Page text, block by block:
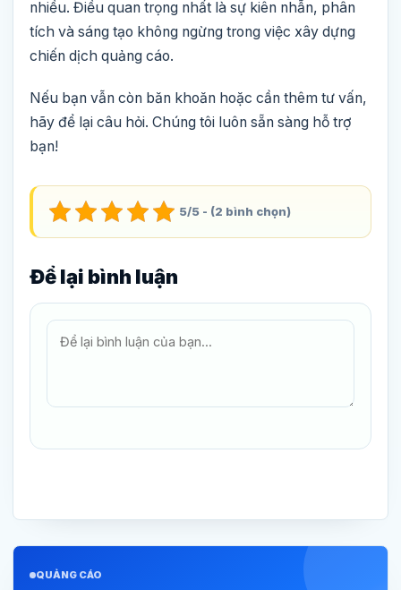
nhiều. Điều quan trọng nhất là sự kiên nhẫn, phân
tích và sáng tạo không ngừng trong việc xây dựng
chiến dịch quảng cáo.
Nếu bạn vẫn còn băn khoăn hoặc cần thêm tư vấn,
hãy để lại câu hỏi. Chúng tôi luôn sẵn sàng hỗ trợ
bạn!
5/5 - (2 bình chọn)
Để lại bình luận
QUẢNG CÁO